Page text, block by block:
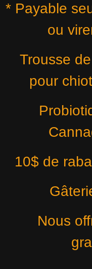
* Payable
ou
Trousse
pour
10$ de
Nous